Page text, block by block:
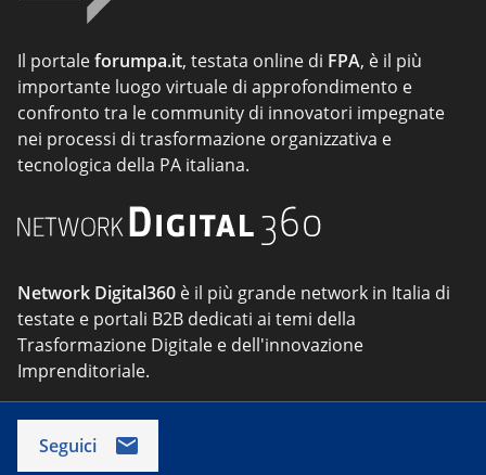
Il portaleforumpa.it, testata online di FPA, è il più
importante luogo virtuale di approfondimento e
confronto tra le community di innovatori impegnate
nei processi di trasformazione organizzativa e
tecnologica della PA italiana.
Network Digital360 è il più grande network in Italia di
testate e portali B2B dedicati ai temi della
Trasformazione Digitale e dell'innovazione
Imprenditoriale.
Seguici